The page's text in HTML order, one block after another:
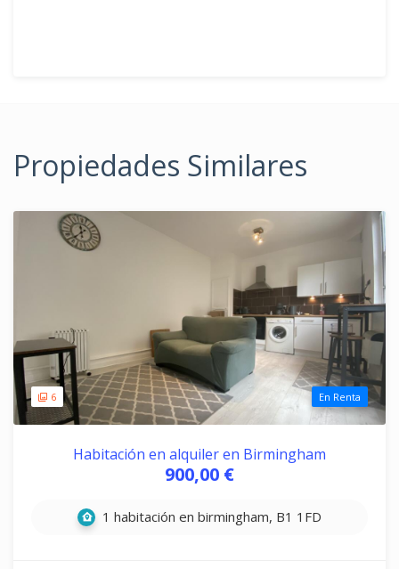
Propiedades Similares
6 En Renta
Habitación en alquiler en Birmingham
900,00 €
1 habitación en birmingham, B1 1FD